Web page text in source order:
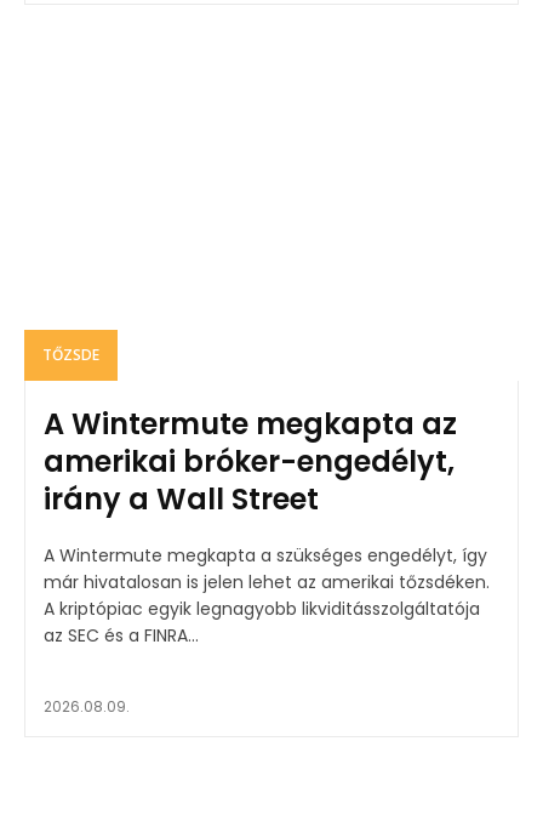
TŐZSDE
A Wintermute megkapta az
amerikai bróker-engedélyt,
irány a Wall Street
A Wintermute megkapta a szükséges engedélyt, így
már hivatalosan is jelen lehet az amerikai tőzsdéken.
A kriptópiac egyik legnagyobb likviditásszolgáltatója
az SEC és a FINRA...
2026.08.09.